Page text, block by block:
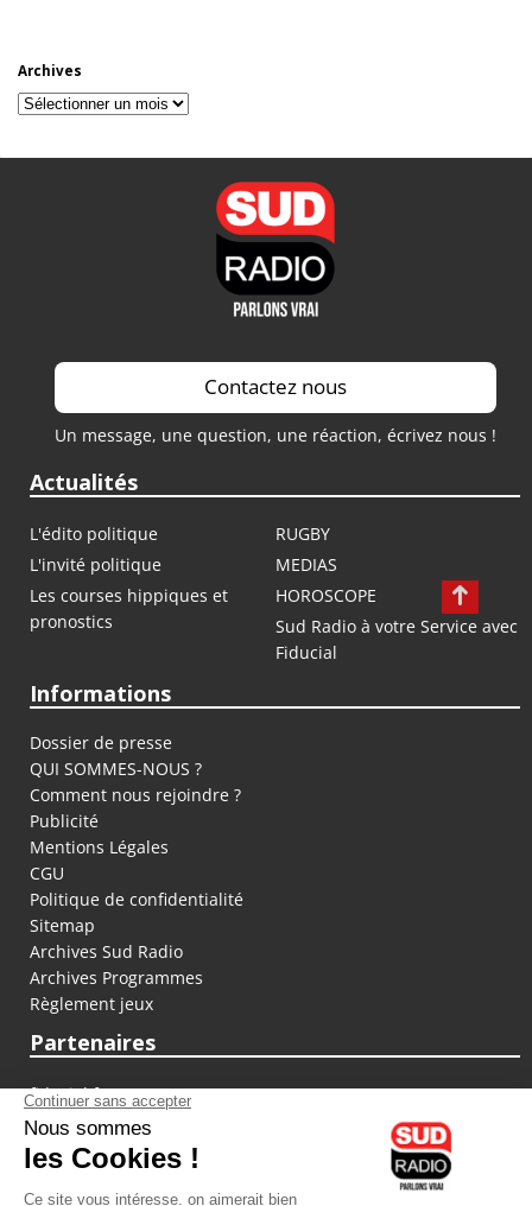
Archives
Archives
Contactez nous
Un message, une question, une réaction, écrivez nous !
Actualités
L'édito politique
RUGBY
L'invité politique
MEDIAS
Les courses hippiques et
pronostics
HOROSCOPE
Sud Radio à votre Service avec
Fiducial
Informations
Dossier de presse
QUI SOMMES-NOUS ?
Comment nous rejoindre ?
Publicité
Mentions Légales
CGU
Politique de confidentialité
Sitemap
Archives Sud Radio
Archives Programmes
Règlement jeux
Partenaires
fiducial.fr
lyoncapitale.fr
olympique-et-lyonnais.com
L'application Iphone / Android